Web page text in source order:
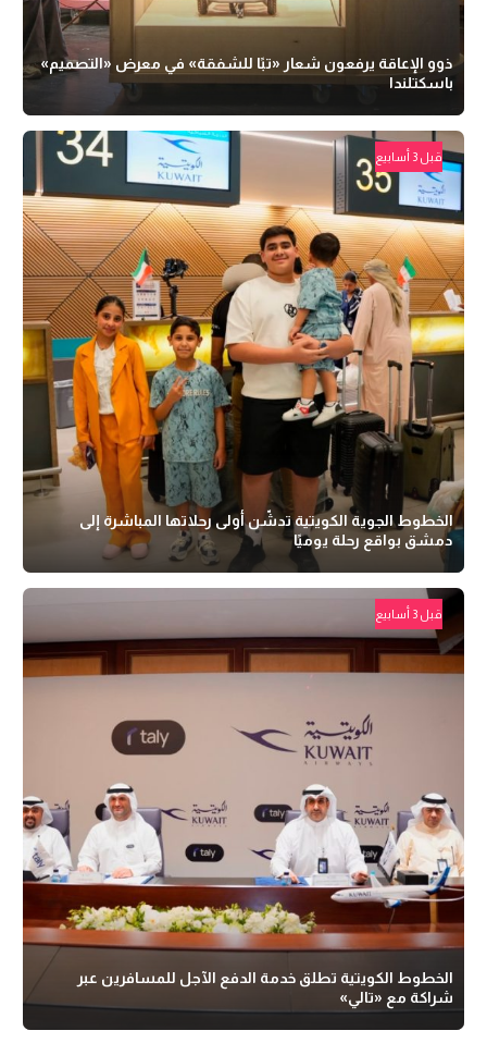
ذوو الإعاقة يرفعون شعار «تبًا للشفقة» في معرض «التصميم»
باسكتلندا
قبل 3 أسابيع
الخطوط الجوية الكويتية تدشّن أولى رحلاتها المباشرة إلى
دمشق بواقع رحلة يوميًا
قبل 3 أسابيع
الخطوط الكويتية تطلق خدمة الدفع الآجل للمسافرين عبر
شراكة مع «تالي»